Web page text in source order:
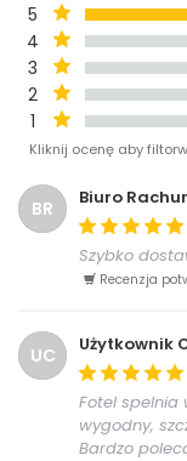
5
4
3
2
1
Kliknij ocenę aby
BR Biuro
Szybko
Recenzja
UC Użytkownik
Fotel spelnia
wygodny,
Bardzo